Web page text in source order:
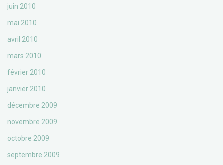
juin 2010
mai 2010
avril 2010
mars 2010
février 2010
janvier 2010
décembre 2009
novembre 2009
octobre 2009
septembre 2009